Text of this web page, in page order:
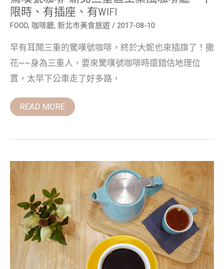
限時、有插座、有WIFI
FOOD, 咖啡廳, 新北市美食旅遊 / 2017-08-10
早有耳聞三重的驚嘆號咖啡，終於大妮也來插旗了！撒
花~~身為三重人，要來驚嘆號咖啡時還錯估地理位
置，太早下公車走了好多路，
座、
有
WIFI
READ MORE
綠
光
咖
Rayon
Vert~
台
中
精
一